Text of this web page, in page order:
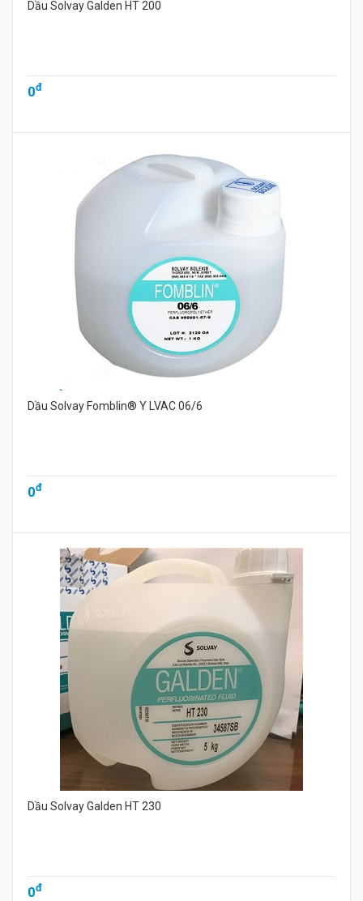
Dầu Solvay Galden HT 200
0đ
Dầu Solvay Fomblin® Y LVAC 06/6
0đ
Dầu Solvay Galden HT 230
0đ